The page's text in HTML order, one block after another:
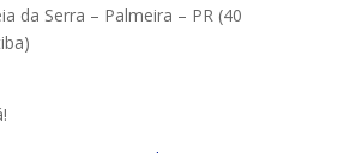
da Serra – Palmeira – PR (40